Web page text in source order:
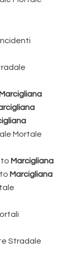
Marcigliana
Mortale
Marcigliana
Marcigliana
Stradale